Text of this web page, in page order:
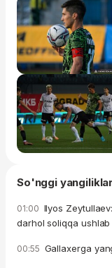
So'nggi yangiliklar
01:00 Ilyos
darhol soliqqa
00:55 Gallaxerga